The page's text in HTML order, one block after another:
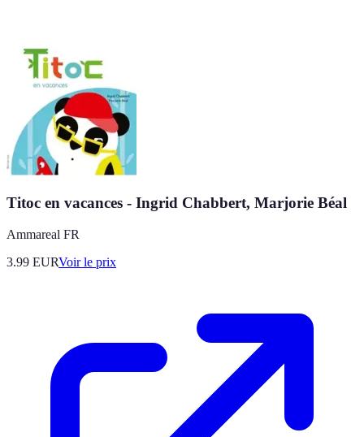
Titoc en vacances - Ingrid Chabbert, Marjorie Béal
Ammareal FR
3.99 EURVoir le prix